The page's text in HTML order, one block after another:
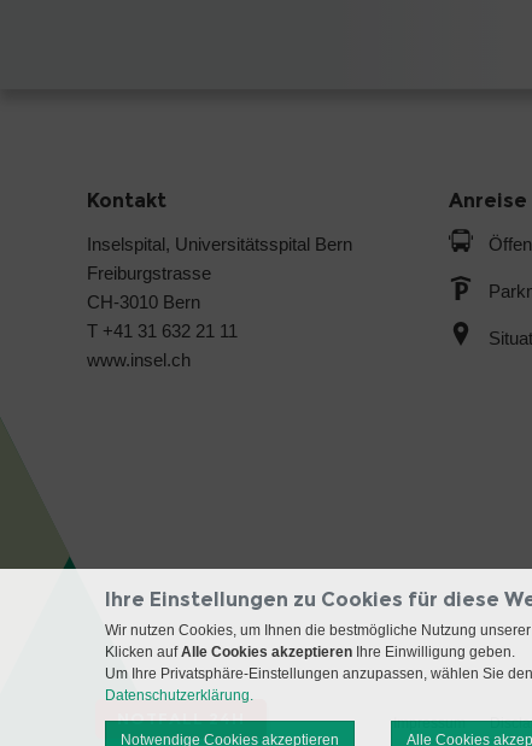
Kontakt
Inselspital, Universitätsspital Bern
Freiburgstrasse
CH-3010 Bern
T +41 31 632 21 11
www.insel.ch
Anreise
NOTFALL 24H Impressum
Ihre Einstellungen zu Cookies für diese
Wir nutzen Cookies, um Ihnen die bestmögliche Nutzung
Klicken aufAlle Cookies akzeptieren Ihre Einwilligung geben.
Um Ihre Privatsphäre-Einstellungen anzupassen, wählen Sie
Datenschutzerklärung.
Notwendige Cookies akzeptieren Alle Cookies